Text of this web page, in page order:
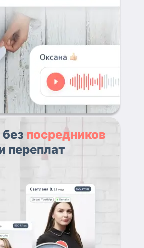
посредников
переплат